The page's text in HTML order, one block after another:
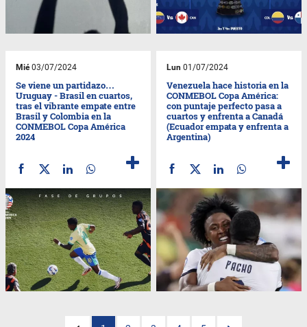
Mié03/07/2024
Se viene un partidazo…
Uruguay - Brasil en cuartos,
tras el vibrante empate entre
Brasil y Colombia en la
CONMEBOL Copa América
2024
Lun 01/07/2024
Venezuela hace historia en la
CONMEBOL Copa América:
con puntaje perfecto pasa a
cuartos y enfrenta a Canadá
(Ecuador empata y enfrenta a
Argentina)